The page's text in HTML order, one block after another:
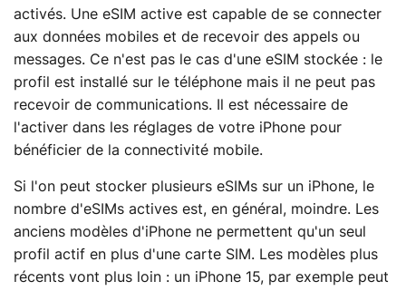
activés. Une eSIM active est capable de se connecter
aux données mobiles et de recevoir des appels ou
messages. Ce n'est pas le cas d'une eSIM stockée : le
profil est installé sur le téléphone mais il ne peut pas
recevoir de communications. Il est nécessaire de
l'activer dans les réglages de votre iPhone pour
bénéficier de la connectivité mobile.
Si l'on peut stocker plusieurs eSIMs sur un iPhone, le
nombre d'eSIMs actives est, en général, moindre. Les
anciens modèles d'iPhone ne permettent qu'un seul
profil actif en plus d'une carte SIM. Les modèles plus
récents vont plus loin : un iPhone 15, par exemple peut